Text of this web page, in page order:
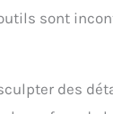
sont
des